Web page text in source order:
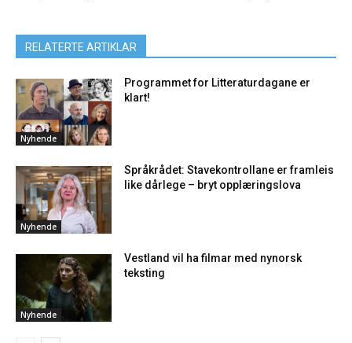
RELATERTE ARTIKLAR
Nyhende
Programmet for Litteraturdagane er
klart!
Nyhende
Språkrådet: Stavekontrollane er framleis
like dårlege – bryt opplæringslova
Nyhende
Vestland vil ha filmar med nynorsk
teksting